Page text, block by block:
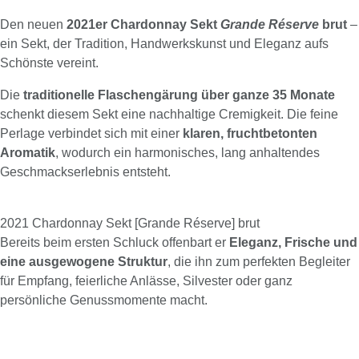
Den neuen 2021er Chardonnay Sekt Grande Réserve brut –
ein Sekt, der Tradition, Handwerkskunst und Eleganz aufs
Schönste vereint.
Die traditionelle Flaschengärung über ganze 35 Monate
schenkt diesem Sekt eine nachhaltige Cremigkeit. Die feine
Perlage verbindet sich mit einer klaren, fruchtbetonten
Aromatik, wodurch ein harmonisches, lang anhaltendes
Geschmackserlebnis entsteht.
2021 Chardonnay Sekt [Grande Réserve] brut
Bereits beim ersten Schluck offenbart er Eleganz, Frische und
eine ausgewogene Struktur, die ihn zum perfekten Begleiter
für Empfang, feierliche Anlässe, Silvester oder ganz
persönliche Genussmomente macht.